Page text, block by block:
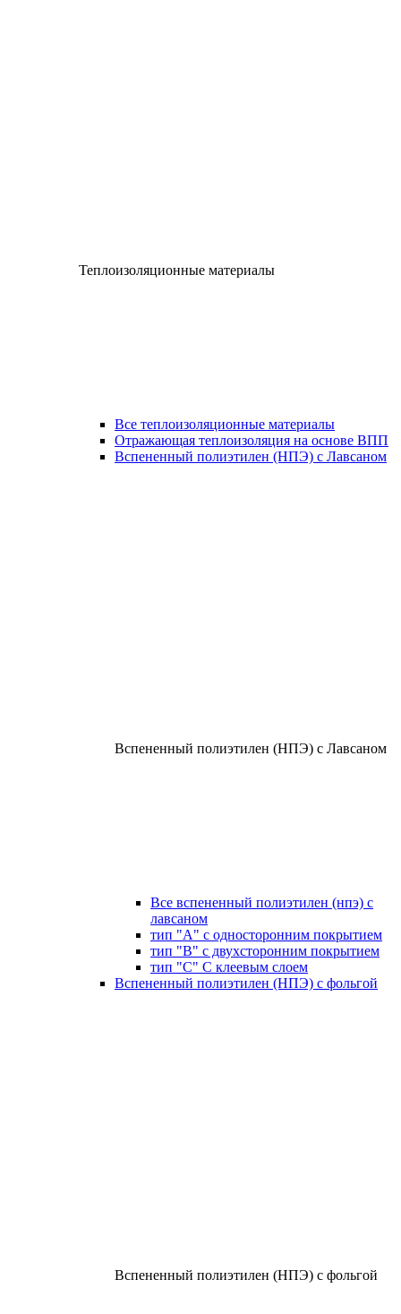
Теплоизоляционные материалы
Все теплоизоляционные материалы
Отражающая теплоизоляция на основе ВПП
Вспененный полиэтилен (НПЭ) с Лавсаном
Вспененный полиэтилен (НПЭ) с Лавсаном
Все вспененный полиэтилен (нпэ) с
лавсаном
тип "А" с односторонним покрытием
тип "В" с двухсторонним покрытием
тип "С" С клеевым слоем
Вспененный полиэтилен (НПЭ) с фольгой
Вспененный полиэтилен (НПЭ) с фольгой